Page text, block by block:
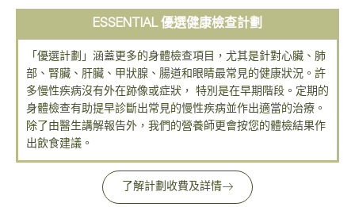
ESSENTIAL 優選健康檢查計劃
「優選計劃」涵蓋更多的身體檢查項目，尤其是針對心臟、肺
部、腎臟、肝臟、甲狀腺、腸道和眼睛最常見的健康狀況。許
多慢性疾病沒有外在跡像或症狀， 特別是在早期階段。定期的
身體檢查有助提早診斷出常見的慢性疾病並作出適當的治療。
除了由醫生講解報告外，我們的營養師更會按您的體檢結果作
出飲食建議。
了解計劃收費及詳情